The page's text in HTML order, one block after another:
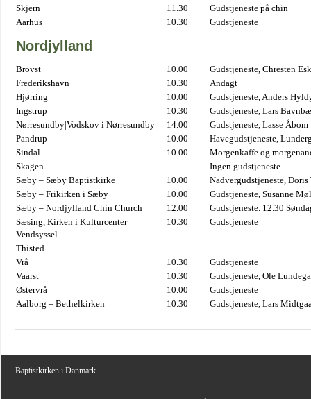
Skjern
11.30
Gudstjeneste på chin
Aarhus
10.30 Gudstjeneste
Nordjylland
Brovst 10.00
Gudstjeneste, Chresten
Frederikshavn
10.30
Andagt
Hjørring
10.00
Gudstjeneste, Anders
Ingstrup
10.30
Gudstjeneste, Lars
Nørresundby|Vodskov i Nørresundby
14.00
Gudstjeneste, Lasse Åbom
Pandrup
10.00
Havegudstjeneste,
Sindal
10.00
Morgenkaffe og
Skagen
Ingen gudstjeneste
Sæby – Sæby Baptistkirke
10.00
Nadvergudstjeneste,
Sæby – Frikirken i Sæby
10.00
Gudstjeneste, Susanne
Sæby – Nordjylland Chin Church
12.00
Gudstjeneste. 12.30
Sæsing, Kirken i Kulturcenter
Vendsyssel
10.30 Gudstjeneste
Thisted
Vrå
10.30
Gudstjeneste
Vaarst
10.30
Gudstjeneste, Ole
Østervrå
10.00
Gudstjeneste
Aalborg – Bethelkirken
10.30 Gudstjeneste, Lars
Baptistkirken i Danmark